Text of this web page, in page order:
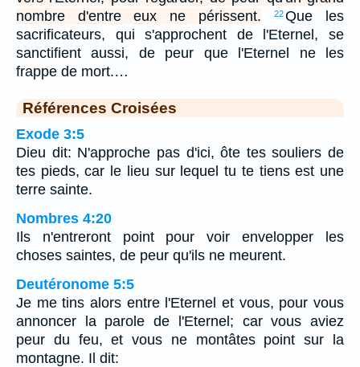
nombre d'entre eux ne périssent.
22Que les
sacrificateurs, qui s'approchent de l'Eternel, se
sanctifient aussi, de peur que l'Eternel ne les
frappe de mort.…
Références Croisées
Exode 3:5
Dieu dit: N'approche pas d'ici, ôte tes souliers de
tes pieds, car le lieu sur lequel tu te tiens est une
terre sainte.
Nombres 4:20
Ils n'entreront point pour voir envelopper les
choses saintes, de peur qu'ils ne meurent.
Deutéronome 5:5
Je me tins alors entre l'Eternel et vous, pour vous
annoncer la parole de l'Eternel; car vous aviez
peur du feu, et vous ne montâtes point sur la
montagne. Il dit: